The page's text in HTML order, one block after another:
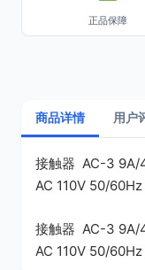
正品保障
商品详情 用户
接触器 AC-3 9A/
AC 110V 50/
接触器 AC-3 9A/
AC 110V 50/